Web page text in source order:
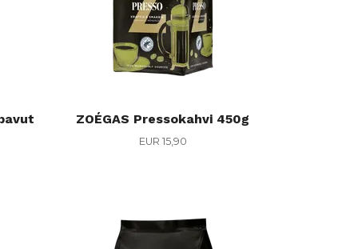
ZOÉGAS Pressokahvi 450g
EUR 15,90